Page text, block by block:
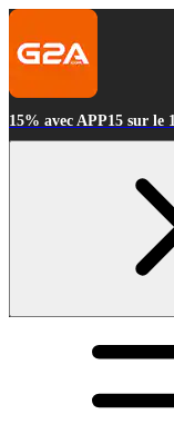
15% avec APP15 sur le